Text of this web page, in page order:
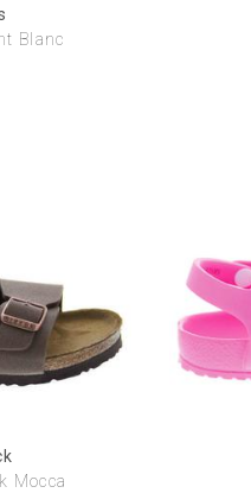
Blanc
Mocca